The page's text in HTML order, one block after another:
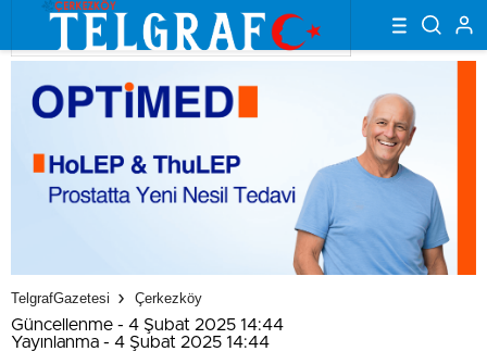
TelgrafGazetesi Çerkezköy
Güncellenme - 4 Şubat 2025 14:44
Yayınlanma - 4 Şubat 2025 14:44